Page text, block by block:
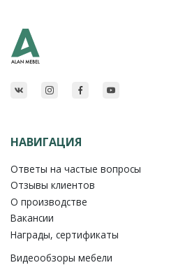
НАВИГАЦИЯ
Ответы на частые вопросы
Отзывы клиентов
О производстве
Вакансии
Награды, сертификаты
Видеообзоры мебели